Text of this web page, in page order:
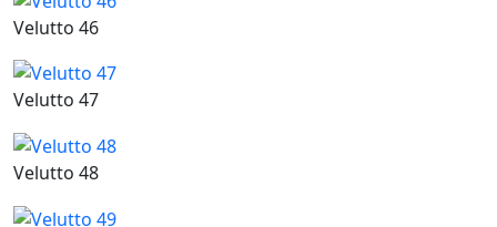
Velutto 46
Velutto 47
Velutto 48